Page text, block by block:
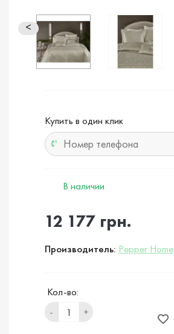
<
Купить в один клик
В наличии
12 177 грн.
Производитель: Pepper Home
Кол-во:
-
+